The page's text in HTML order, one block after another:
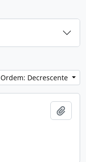
Ordem: Decrescente